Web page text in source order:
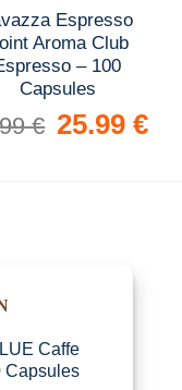
Espresso
Aroma Club
– 100
Capsules
€
Le
prix
25.99 €Le
prix
Caffe
Capsules